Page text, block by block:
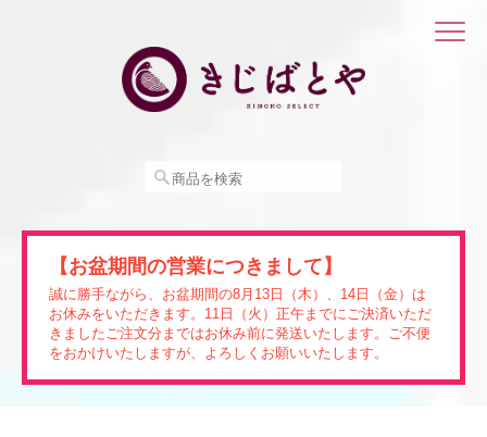
【お盆期間の営業につきまして】
誠に勝手ながら、お盆期間の8月13日（木）、14日（金）は
お休みをいただきます。11日（火）正午までにご決済いただ
きましたご注文分まではお休み前に発送いたします。ご不便
をおかけいたしますが、よろしくお願いいたします。